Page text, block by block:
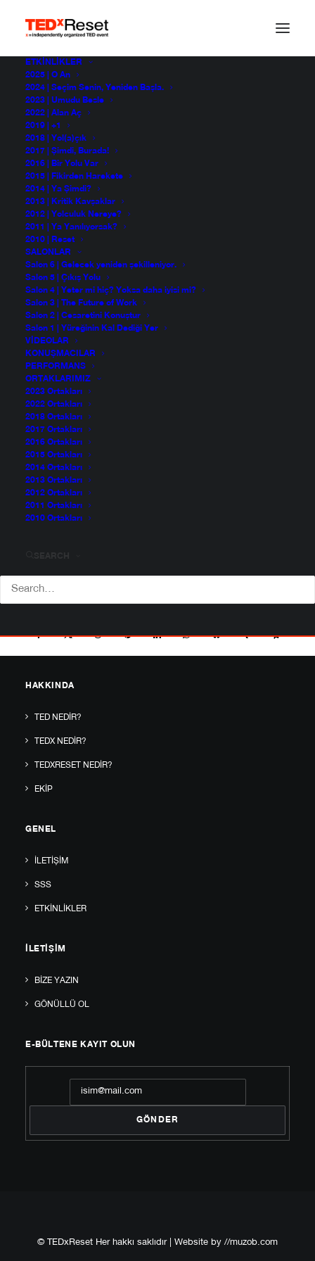
ETKINLIKLER
2025 | O An
2024 | Seçim Senin, Yeniden Başla.
2023 | Umudu Besle
2022 | Alan Aç
2019 | +1
2018 | Yol(a)çık
2017 | Şimdi, Burada!
2016 | Bir Yolu Var
2015 | Fikirden Harekete
2014 | Ya Şimdi?
2013 | Kritik Kavşaklar
2012 | Yolculuk Nereye?
2011 | Ya Yanılıyorsak?
2010 | Reset
SALONLAR
Salon 6 | Gelecek yeniden şekilleniyor.
Salon 5 | Çıkış Yolu
Salon 4 | Yeter mi hiç? Yoksa daha iyisi mi?
Salon 3 | The Future of Work
Salon 2 | Cesaretini Konuştur
Salon 1 | Yüreğinin Kal Dediği Yer
VIDEOLAR
KONUŞMACILAR
PERFORMANS
ORTAKLARIMIZ
2023 Ortakları
2022 Ortakları
2018 Ortakları
2017 Ortakları
2016 Ortakları
2015 Ortakları
2014 Ortakları
2013 Ortakları
2012 Ortakları
2011 Ortakları
2010 Ortakları
Bilim Yeterince
Heyecanlıdır
Tevfik Uyar
TEDxReset 2014
HAKKINDA
TED NEDIR?
TEDX NEDIR?
TEDXRESET NEDIR?
EKIP
GENEL
İLETIŞIM
SSS
ETKINLIKLER
İLETIŞIM
BIZE YAZIN
GÖNÜLLÜ OL
E-BÜLTENE KAYIT OLUN
© TEDxReset Her hakkı saklıdır | Website by //muzob.com